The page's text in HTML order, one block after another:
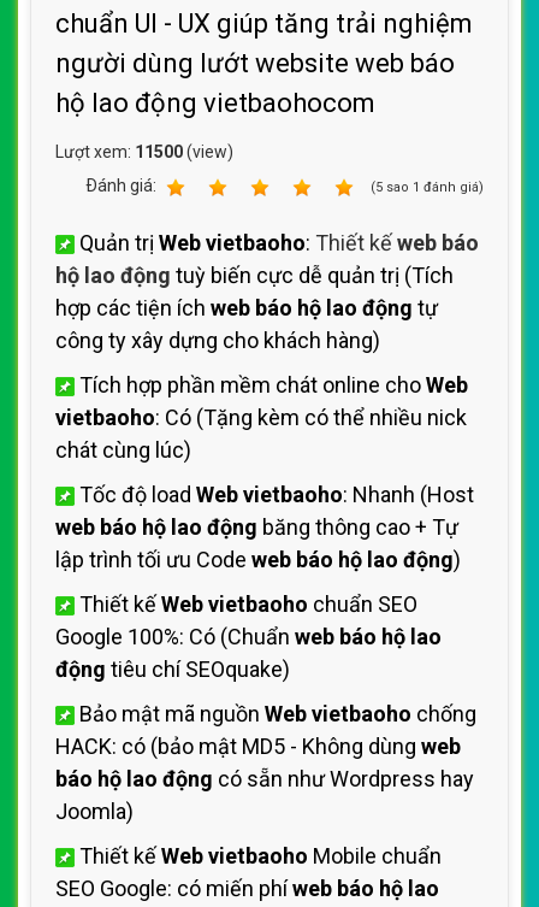
chuẩn UI - UX giúp tăng trải nghiệm
người dùng lướt website web báo
hộ lao động vietbaohocom
Lượt xem: 11500(view)
Ðánh giá:
(5 sao 1 đánh giá)
Quản trị Web vietbaoho: Thiết kếweb báo
hộ lao động tuỳ biến cực dễ quản trị (Tích
hợp các tiện ích web báo hộ lao động tự
công ty xây dựng cho khách hàng)
Tích hợp phần mềm chát online choWeb
vietbaoho: Có (Tặng kèm có thể nhiều nick
chát cùng lúc)
Tốc độ load Web vietbaoho: Nhanh (Host
web báo hộ lao động băng thông cao + Tự
lập trình tối ưu Code web báo hộ lao động)
Thiết kếWeb vietbaoho chuẩn SEO
Google 100%: Có (Chuẩn web báo hộ lao
động tiêu chí SEOquake)
Bảo mật mã nguồn Web vietbaoho chống
HACK: có (bảo mật MD5 - Không dùng web
báo hộ lao động có sẵn như Wordpress hay
Joomla)
Thiết kếWeb vietbaoho Mobile chuẩn
SEO Google: có miến phíweb báo hộ lao